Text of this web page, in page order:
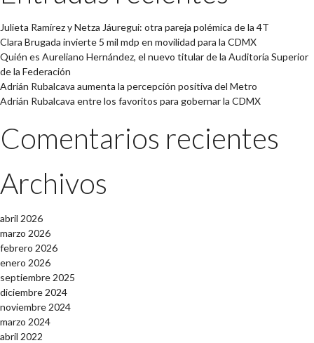
Julieta Ramírez y Netza Jáuregui: otra pareja polémica de la 4T
Clara Brugada invierte 5 mil mdp en movilidad para la CDMX
Quién es Aureliano Hernández, el nuevo titular de la Auditoría Superior
de la Federación
Adrián Rubalcava aumenta la percepción positiva del Metro
Adrián Rubalcava entre los favoritos para gobernar la CDMX
Comentarios recientes
Archivos
abril 2026
marzo 2026
febrero 2026
enero 2026
septiembre 2025
diciembre 2024
noviembre 2024
marzo 2024
abril 2022